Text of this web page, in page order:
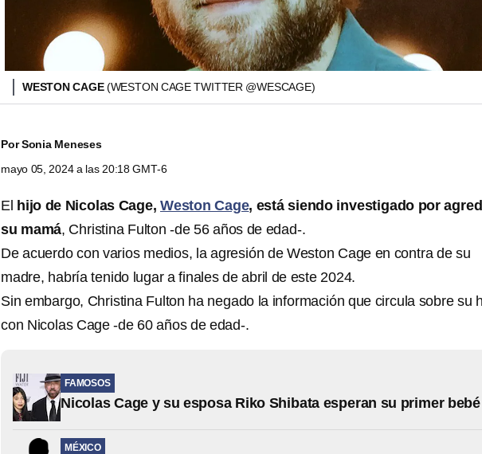
WESTON CAGE(WESTON CAGE TWITTER @WESCAGE)
PorSonia Meneses
mayo 05, 2024 a las 20:18 GMT-6
El hijo de Nicolas Cage,Weston Cage, está siendo investigado por
su mamá, Christina Fulton -de 56 años de edad-.
De acuerdo con varios medios, la agresión de Weston Cage en contra de su
madre, habría tenido lugar a finales de abril de este 2024.
Sin embargo, Christina Fulton ha negado la información que circula sobre su
con Nicolas Cage -de 60 años de edad-.
FAMOSOS
Nicolas Cage y su esposa Riko Shibata esperan su primer bebé
MÉXICO